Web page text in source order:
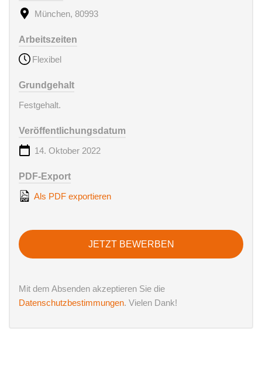
München, 80993
Arbeitszeiten
Flexibel
Grundgehalt
Festgehalt.
Veröffentlichungsdatum
14. Oktober 2022
PDF-Export
Als PDF exportieren
JETZT BEWERBEN
Mit dem Absenden akzeptieren Sie die
Datenschutzbestimmungen. Vielen Dank!